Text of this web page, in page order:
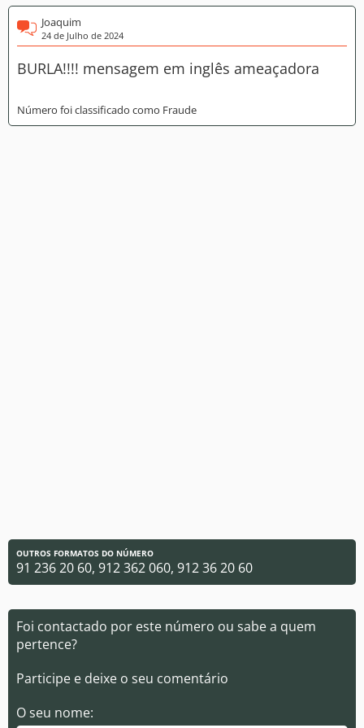
Joaquim
24 de Julho de 2024
BURLA!!!! mensagem em inglês ameaçadora
Número foi classificado como Fraude
OUTROS FORMATOS DO NÚMERO
91 236 20 60, 912 362 060, 912 36 20 60
Foi contactado por este número ou sabe a quem
pertence?
Participe e deixe o seu comentário
O seu nome: